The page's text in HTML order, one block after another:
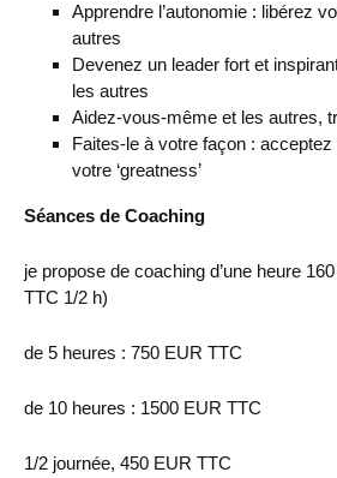
Apprendre l’autonomie : libérez
autres
Devenez un leader fort et
les autres
Aidez-vous-même et les autres,
Faites-le à votre façon : acceptez
votre ‘greatness’
Séances de Coaching
je propose de coaching d’une heure
TTC 1/2 h)
de 5 heures : 750 EUR TTC
de 10 heures : 1500 EUR TTC
1/2 journée, 450 EUR TTC